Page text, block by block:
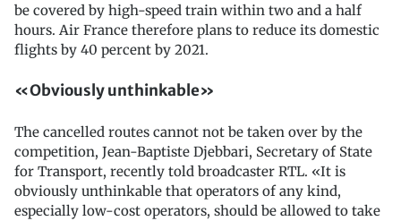
be covered by high-speed train within two and a half
hours. Air France therefore plans to reduce its domestic
flights by 40 percent by 2021.
«Obviously unthinkable»
The cancelled routes cannot not be taken over by the
competition, Jean-Baptiste Djebbari, Secretary of State
for Transport, recently told broadcaster RTL. «It is
obviously unthinkable that operators of any kind,
especially low-cost operators, should be allowed to take